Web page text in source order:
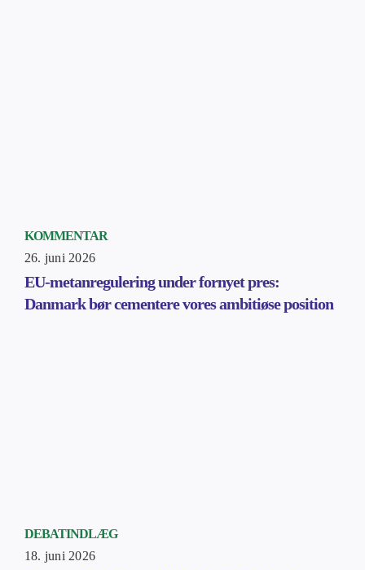
KOMMENTAR
26. juni 2026
EU-metanregulering under fornyet pres:
Danmark bør cementere vores ambitiøse position
DEBATINDLÆG
18. juni 2026